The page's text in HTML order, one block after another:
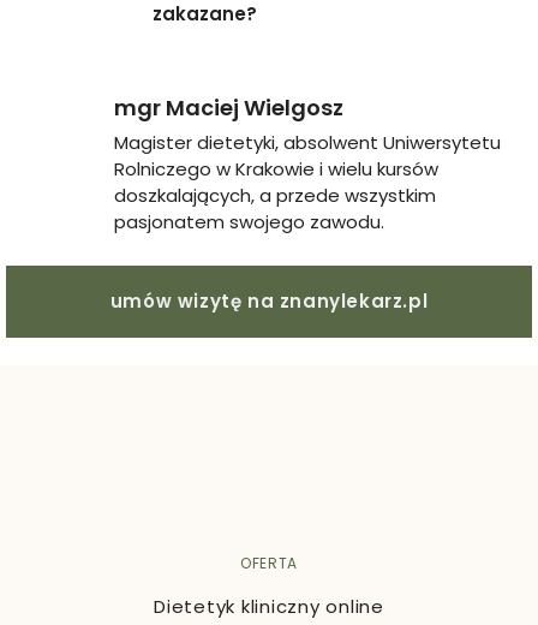
zakazane?
mgr Maciej Wielgosz
Magister dietetyki, absolwent Uniwersytetu
Rolniczego w Krakowie i wielu kursów
doszkalających, a przede wszystkim
pasjonatem swojego zawodu.
umów wizytę na znanylekarz.pl
OFERTA
Dietetyk kliniczny online